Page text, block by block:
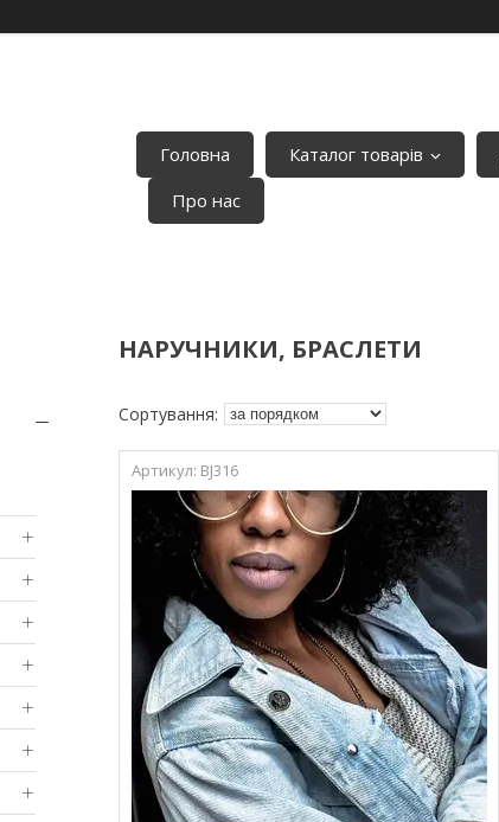
Головна Каталог товарів
Про нас
НАРУЧНИКИ, БРАСЛЕТИ
BJ316